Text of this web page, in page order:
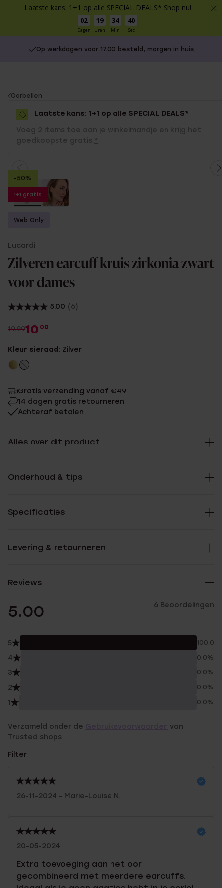
Laatste kans: 1+1 op alle SPECIAL DEALS* Shop nu!
02
Dagen
19
Uren
34
Min
39
Sec
Op werkdagen voor 17.00 besteld, morgen in huis
You
are
here:
Oorbellen
Laatste kans: 1+1 op alle SPECIAL DEALS*
Voeg 2 items toe aan je winkelmandje en krijg het
goedkoopste gratis. *
-50%
1+1 gratis
Web Only
Lucardi
Zilveren earcuff kruis zirkonia zwart
voor dames
5.00 (6)
19.9910 00
Kleur sieraad: Zilver
Gratis verzending vanaf €49
14 dagen gratis retourneren
Achteraf betalen
Alles over dit product
Onderhoud & tips
Specificaties
Levering & retourneren
Reviews
5.00 6 Beoordelingen
5 100.0%
4 0.0%
3 0.0%
2 0.0%
1 0.0%
Verzameld onder de
van
Trusted shops
Filter
26-11-2024 - Marie-Louise N.
20-05-2024
Extra toevoeging aan het oor
gecombineerd met meerdere earcuffs.